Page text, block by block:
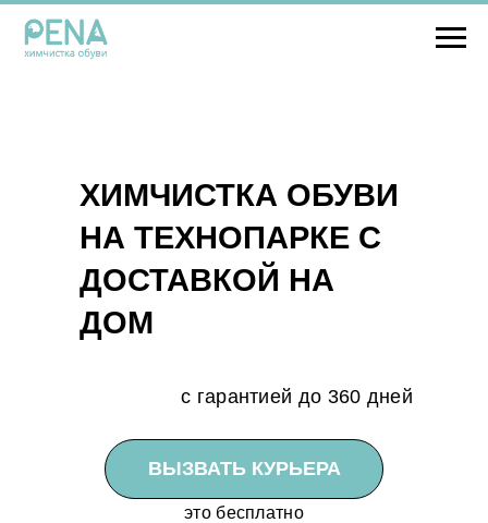
ХИМЧИСТКА ОБУВИ
НА ТЕХНОПАРКЕ С
ДОСТАВКОЙ НА
ДОМ
ВЫЗВАТЬ КУРЬЕРА
с гарантией до 360 дней
это бесплатно